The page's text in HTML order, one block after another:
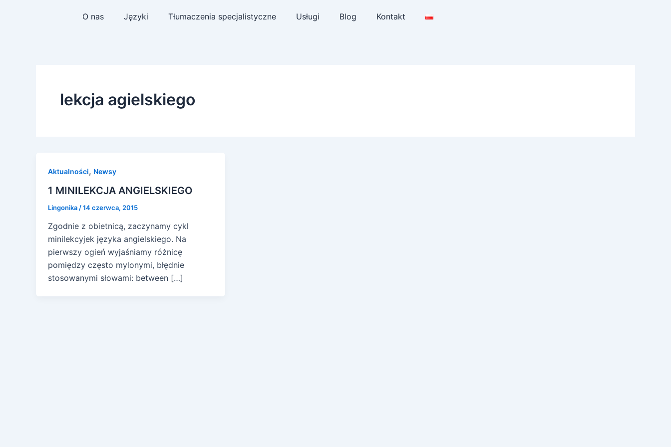
O nas Języki Tłumaczenia specjalistyczne Usługi Blog Kontakt
lekcja agielskiego
Aktualności, Newsy
1 MINILEKCJA ANGIELSKIEGO
Lingonika /14 czerwca, 2015
Zgodnie z obietnicą, zaczynamy cykl
minilekcyjek języka angielskiego. Na
pierwszy ogień wyjaśniamy różnicę
pomiędzy często mylonymi, błędnie
stosowanymi słowami: between […]